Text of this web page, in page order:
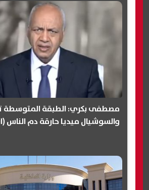
مصطفى بكري: الطبقة المتوسطة
والسوشيال ميديا حارقة دم الناس